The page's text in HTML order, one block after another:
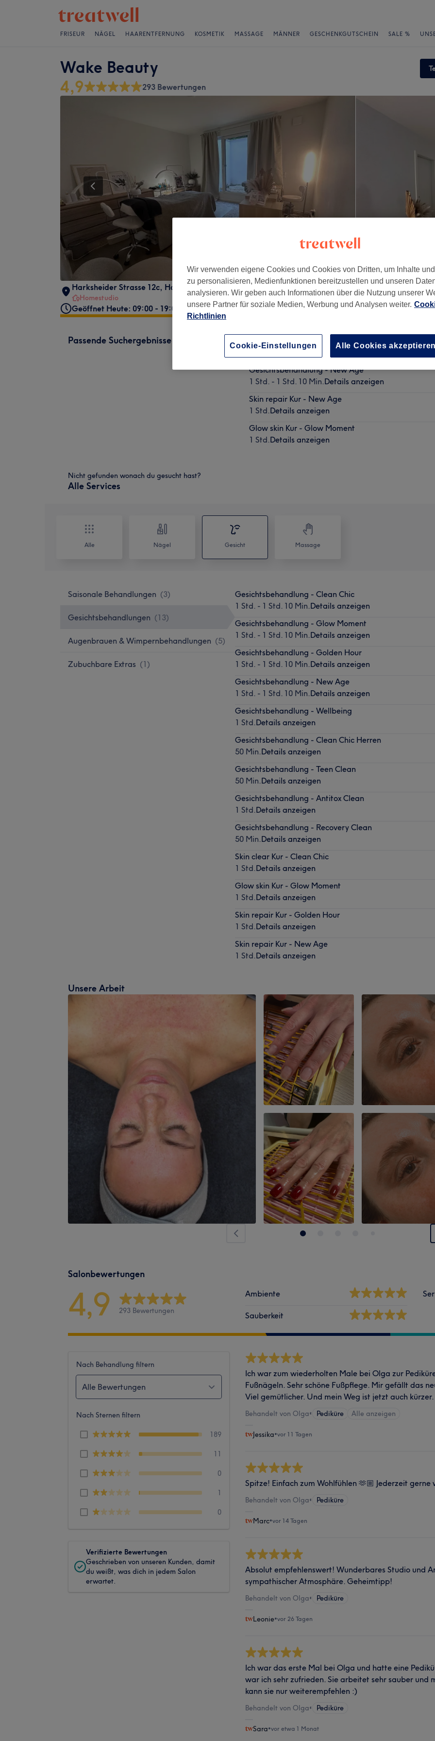
FRISEUR NÄGEL HAARENTFERNUNG KOSMETIK MASSAGE MÄNNER GESCHENKGUTSCHEIN SALE %
Wake Beauty
4,9 293 Bewertungen
Harksheider Strasse 12c, Hamburg, 22399
Homestudio
Geöffnet Heute: 09:00 - 19:00
Passende Suchergebnisse
Gesichtsbehandlung - Glow Moment
1 Std. - 1 Std. 10 Min.
Gesichtsbehandlung - New Age
1 Std. - 1 Std. 10 Min.Details anzeigen
Skin repair Kur - New Age
1 Std.Details anzeigen
Glow skin Kur - Glow Moment
1 Std.Details anzeigen
Nicht gefunden wonach du gesucht hast?
Alle Services
Alle Nägel Gesicht Massage
Saisonale Behandlungen (3)
Gesichtsbehandlungen (13)
Augenbrauen & Wimpernbehandlungen (5)
Zubuchbare Extras (1)
Gesichtsbehandlung - Clean Chic
1 Std. - 1 Std. 10 Min.Details anzeigen
Gesichtsbehandlung - Glow Moment
1 Std. - 1 Std. 10 Min.Details anzeigen
Gesichtsbehandlung - Golden Hour
1 Std. - 1 Std. 10 Min.Details anzeigen
Gesichtsbehandlung - New Age
1 Std. - 1 Std. 10 Min.Details anzeigen
Gesichtsbehandlung - Wellbeing
1 Std.Details anzeigen
Gesichtsbehandlung - Clean Chic Herren
50 Min.Details anzeigen
Gesichtsbehandlung - Teen Clean
50 Min.Details anzeigen
Gesichtsbehandlung - Antitox Clean
1 Std.Details anzeigen
Gesichtsbehandlung - Recovery Clean
50 Min.Details anzeigen
Skin clear Kur - Clean Chic
1 Std.Details anzeigen
Glow skin Kur - Glow Moment
1 Std.Details anzeigen
Skin repair Kur - Golden Hour
1 Std.Details anzeigen
Skin repair Kur - New Age
1 Std.Details anzeigen
Unsere Arbeit
Salonbewertungen
4,9 293 Bewertungen
Ambiente
Sauberkeit
Nach Behandlung filtern
Alle Bewertungen
Nach Sternen filtern
189
11
0
1
0
Verifizierte Bewertungen
Geschrieben von unseren Kunden, damit
du weißt, was dich in jedem Salon
erwartet.
Ich war zum wiederholten Male bei Olga zur
Fußnägeln. Sehr schöne Fußpflege. Mir gefällt das
Viel gemütlicher. Und mein Weg ist jetzt auch kürzer.
Behandelt von Olga• Pediküre Alle anzeigen
Jessika•vor 11 Tagen
Spitze! Einfach zum Wohlfühlen 🫶🏼 Jederzeit gerne
Behandelt von Olga• Pediküre
Marc•vor 14 Tagen
Absolut empfehlenswert! Wunderbares Studio und
sympathischer Atmosphäre. Geheimtipp!
Behandelt von Olga• Pediküre
Leonie•vor 26 Tagen
Ich war das erste Mal bei Olga und hatte eine
war ich sehr zufrieden. Sie arbeitet sehr sauber und
kann sie nur weiterempfehlen :)
Behandelt von Olga• Pediküre
Sara•vor etwa 1 Monat
Wir verwenden eigene Cookies und Cookies von Dritten, um Inhalte
zu personalisieren, Medienfunktionen bereitzustellen und unseren
analysieren. Wir geben auch Informationen über die Nutzung unserer
unsere Partner für soziale Medien, Werbung und Analysen weiter.
Richtlinien
Cookie-Einstellungen Alle Cookies